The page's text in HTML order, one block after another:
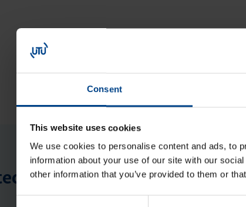
Consent
This website uses cookies
We use cookies to personalise content and ads, to
information about your use of our site with our
other information that you’ve provided to them or